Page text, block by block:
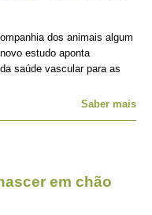
dos animais algum
estudo aponta
saúde vascular para as
Saber mais
em chão